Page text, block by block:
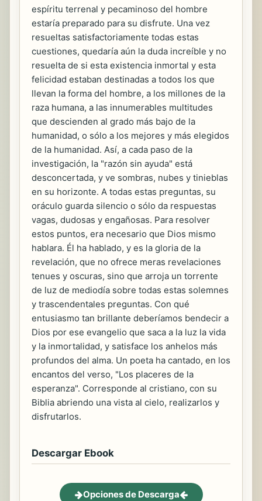
espíritu terrenal y pecaminoso del hombre
estaría preparado para su disfrute. Una vez
resueltas satisfactoriamente todas estas
cuestiones, quedaría aún la duda increíble y no
resuelta de si esta existencia inmortal y esta
felicidad estaban destinadas a todos los que
llevan la forma del hombre, a los millones de la
raza humana, a las innumerables multitudes
que descienden al grado más bajo de la
humanidad, o sólo a los mejores y más elegidos
de la humanidad. Así, a cada paso de la
investigación, la "razón sin ayuda" está
desconcertada, y ve sombras, nubes y tinieblas
en su horizonte. A todas estas preguntas, su
oráculo guarda silencio o sólo da respuestas
vagas, dudosas y engañosas. Para resolver
estos puntos, era necesario que Dios mismo
hablara. Él ha hablado, y es la gloria de la
revelación, que no ofrece meras revelaciones
tenues y oscuras, sino que arroja un torrente
de luz de mediodía sobre todas estas solemnes
y trascendentales preguntas. Con qué
entusiasmo tan brillante deberíamos bendecir a
Dios por ese evangelio que saca a la luz la vida
y la inmortalidad, y satisface los anhelos más
profundos del alma. Un poeta ha cantado, en los
encantos del verso, "Los placeres de la
esperanza". Corresponde al cristiano, con su
Biblia abriendo una vista al cielo, realizarlos y
disfrutarlos.
Descargar Ebook
Opciones de Descarga